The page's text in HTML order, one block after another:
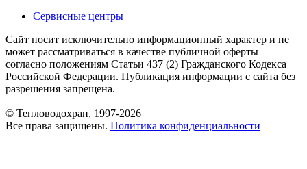
Сервисные центры
Сайт носит исключительно информационный характер и не
может рассматриваться в качестве публичной оферты
согласно положениям Статьи 437 (2) Гражданского Кодекса
Российской Федерации. Публикация информации с сайта без
разрешения запрещена.
© Тепловодохран, 1997-2026
Все права защищены. Политика конфиденциальности